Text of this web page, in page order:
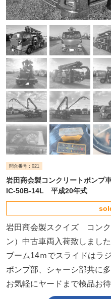
商品や買取のご相談はどう
い！
閉じる
問合番号：021
岩田商会製コンクリートポン
IC-50B-14L 平成20年式
岩田商会製スクイズ コン
ン）中古車両入荷致しました
ブーム14ｍでスライドはラ
ポンプ部、シャーシ部共に
お気軽にヤードまで検品お